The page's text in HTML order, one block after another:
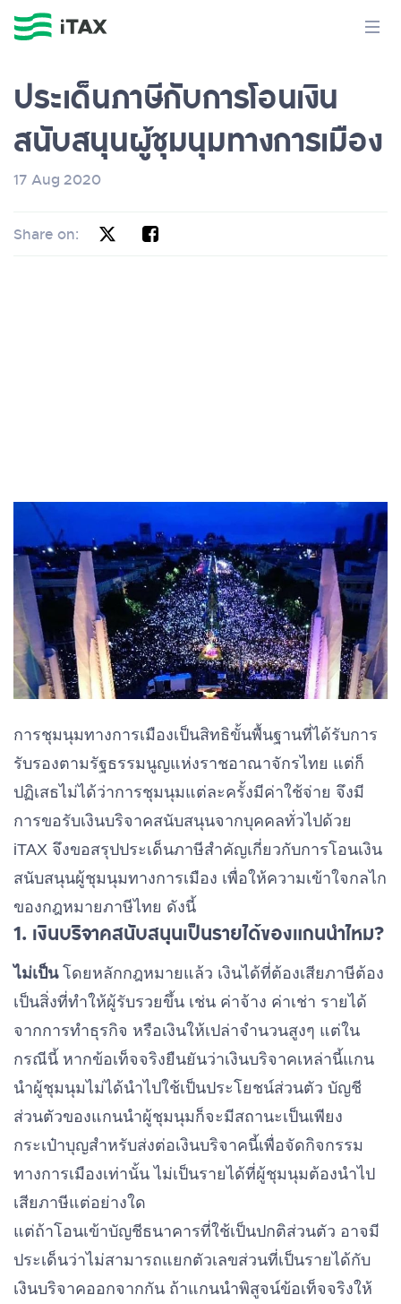
ประเด็นภาษีกับการโอนเงิน
สนับสนุนผู้ชุมนุมทางการเมือง
17 Aug 2020
Share on:
การชุมนุมทางการเมืองเป็นสิทธิขั้นพื้นฐานที่ได้รับการ
รับรองตามรัฐธรรมนูญแห่งราชอาณาจักรไทย แต่ก็
ปฏิเสธไม่ได้ว่าการชุมนุมแต่ละครั้งมีค่าใช้จ่าย จึงมี
การขอรับเงินบริจาคสนับสนุนจากบุคคลทั่วไปด้วย
iTAX จึงขอสรุปประเด็นภาษีสำคัญเกี่ยวกับการโอนเงิน
สนับสนุนผู้ชุมนุมทางการเมือง เพื่อให้ความเข้าใจกลไก
ของกฎหมายภาษีไทย ดังนี้
1. เงินบริจาคสนับสนุนเป็นรายได้ของแกนนำไหม?
ไม่เป็นโดยหลักกฎหมายแล้ว เงินได้ที่ต้องเสียภาษีต้อง
เป็นสิ่งที่ทำให้ผู้รับรวยขึ้น เช่น ค่าจ้าง ค่าเช่า รายได้
จากการทำธุรกิจ หรือเงินให้เปล่าจำนวนสูงๆ แต่ใน
กรณีนี้ หากข้อเท็จจริงยืนยันว่าเงินบริจาคเหล่านี้แกน
นำผู้ชุมนุมไม่ได้นำไปใช้เป็นประโยชน์ส่วนตัว บัญชี
ส่วนตัวของแกนนำผู้ชุมนุมก็จะมีสถานะเป็นเพียง
กระเป๋าบุญสำหรับส่งต่อเงินบริจาคนี้เพื่อจัดกิจกรรม
ทางการเมืองเท่านั้น ไม่เป็นรายได้ที่ผู้ชุมนุมต้องนำไป
เสียภาษีแต่อย่างใด
แต่ถ้าโอนเข้าบัญชีธนาคารที่ใช้เป็นปกติส่วนตัว อาจมี
ประเด็นว่าไม่สามารถแยกตัวเลขส่วนที่เป็นรายได้กับ
เงินบริจาคออกจากกัน ถ้าแกนนำพิสูจน์ข้อเท็จจริงให้